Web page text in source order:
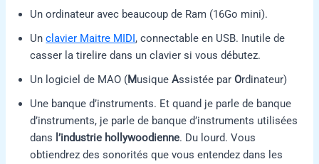
Un ordinateur avec beaucoup de Ram (16Go mini).
Unclavier Maitre MIDI, connectable en USB. Inutile de
casser la tirelire dans un clavier si vous débutez.
Un logiciel de MAO (MusiqueAssistée parOrdinateur)
Une banque d’instruments. Et quand je parle de banque
d’instruments, je parle de banque d’instruments utilisées
dans l’industrie hollywoodienne. Du lourd. Vous
obtiendrez des sonorités que vous entendez dans les